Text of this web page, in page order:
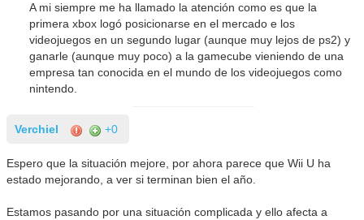
A mi siempre me ha llamado la atención como es que la
primera xbox logó posicionarse en el mercado e los
videojuegos en un segundo lugar (aunque muy lejos de ps2) y
ganarle (aunque muy poco) a la gamecube vieniendo de una
empresa tan conocida en el mundo de los videojuegos como
nintendo.
Verchiel +0
Espero que la situación mejore, por ahora parece que Wii U ha
estado mejorando, a ver si terminan bien el año.
Estamos pasando por una situación complicada y ello afecta a